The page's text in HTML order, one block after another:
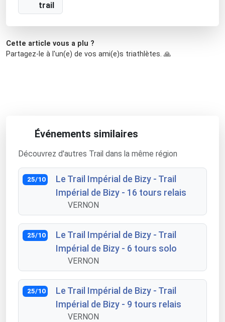
trail
Cette article vous a plu ?
Partagez-le à l'un(e) de vos ami(e)s triathlètes. 🙏
Événements similaires
Découvrez d'autres Trail dans la même région
25/10
Le Trail Impérial de Bizy - Trail
Impérial de Bizy - 16 tours relais
VERNON
25/10
Le Trail Impérial de Bizy - Trail
Impérial de Bizy - 6 tours solo
VERNON
25/10
Le Trail Impérial de Bizy - Trail
Impérial de Bizy - 9 tours relais
VERNON